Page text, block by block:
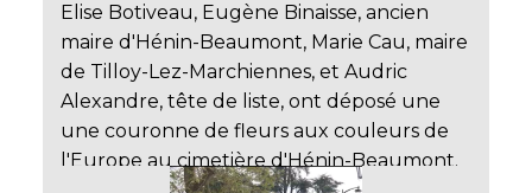
Elise Botiveau, Eugène Binaisse, ancien
maire d'Hénin-Beaumont, Marie Cau, maire
de Tilloy-Lez-Marchiennes, et Audric
Alexandre, tête de liste, ont déposé une
une couronne de fleurs aux couleurs de
l'Europe au cimetière d'Hénin-Beaumont.